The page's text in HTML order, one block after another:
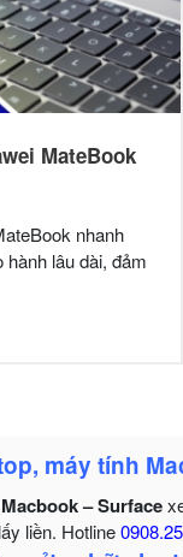
MateBook
nhanh
lâu dài, đảm
máy tính
– Surface
liền. Hotline